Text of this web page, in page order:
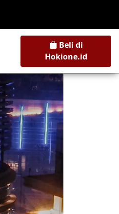
Beli di
Hokione.id